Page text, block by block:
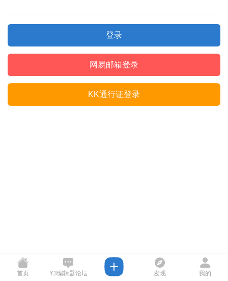
登录
网易邮箱登录
KK通行证登录
首页 Y3编辑器论坛 发现 我的